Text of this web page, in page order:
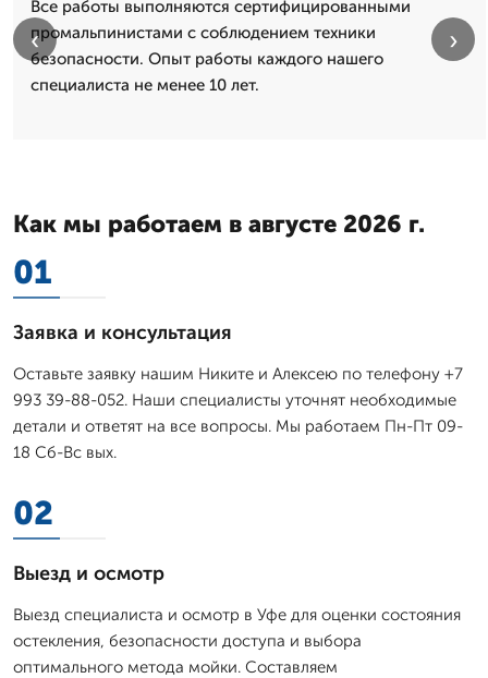
Все работы выполняются сертифицированными
промальпинистами с соблюдением техники
безопасности. Опыт работы каждого нашего
специалиста не менее 10 лет.
‹ ›
Как мы работаем в августе 2026 г.
01
Заявка и консультация
Оставьте заявку нашим Никите и Алексею по телефону +7
993 39-88-052. Наши специалисты уточнят необходимые
детали и ответят на все вопросы. Мы работаем Пн-Пт 09-
18 Сб-Вс вых.
02
Выезд и осмотр
Выезд специалиста и осмотр в Уфе для оценки состояния
остекления, безопасности доступа и выбора
оптимального метода мойки. Составляем